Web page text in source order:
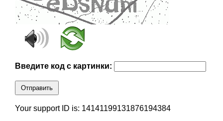
Введите код с картинки:
Отправить
Your support ID is: 14141199131876194384